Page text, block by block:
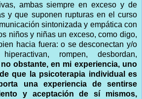
ambas siempre en exceso y de
y que suponen rupturas en el curso
sintonizada y empática con
niños y niñas un exceso, como digo,
hacia fuera: o se desconectan y/o
rompen, desbordan,
no obstante, en mi experiencia, uno
que la psicoterapia individual es
una experiencia de sentirse
y aceptación de sí mismos,